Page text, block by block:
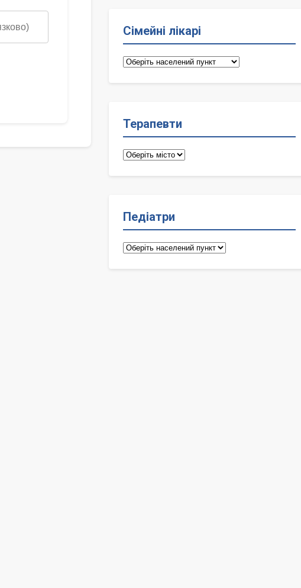
Сімейні лікарі
Сімейні
Терапевти
Терапевти
Педіатри
Педіатри